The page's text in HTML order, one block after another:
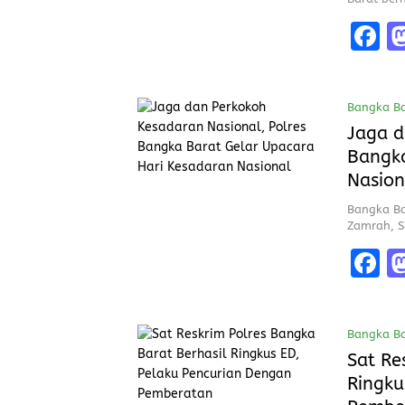
F
b
o
o
k
Bangka
Jaga
Bangka
Zamrah,
F
b
o
Bangka
Sat